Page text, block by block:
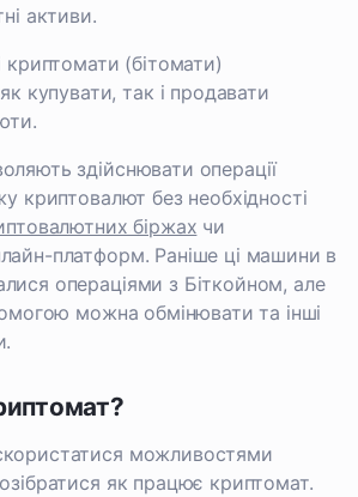
активи.
криптомати (бітомати)
купувати, так і продавати
здійснювати операції
криптовалют без необхідності
біржах чи
платформ. Раніше ці машини в
операціями з Біткойном, але
можна обмінювати та інші
можливостями
як працює криптомат.